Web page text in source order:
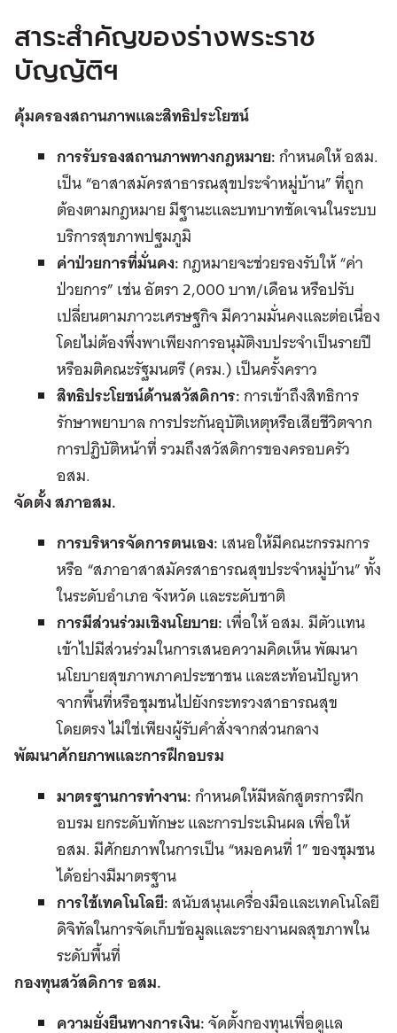
สาระสำคัญของร่างพระราช
บัญญัติฯ
คุ้มครองสถานภาพและสิทธิประโยชน์
การรับรองสถานภาพทางกฎหมาย:กำหนดให้ อสม.
เป็น “อาสาสมัครสาธารณสุขประจำหมู่บ้าน” ที่ถูก
ต้องตามกฎหมาย มีฐานะและบทบาทชัดเจนในระบบ
บริการสุขภาพปฐมภูมิ
ค่าป่วยการที่มั่นคง:กฎหมายจะช่วยรองรับให้ “ค่า
ป่วยการ” เช่น อัตรา 2,000 บาท/เดือน หรือปรับ
เปลี่ยนตามภาวะเศรษฐกิจ มีความมั่นคงและต่อเนื่อง
โดยไม่ต้องพึ่งพาเพียงการอนุมัติงบประจำเป็นรายปี
หรือมติคณะรัฐมนตรี (ครม.) เป็นครั้งคราว
สิทธิประโยชน์ด้านสวัสดิการ:การเข้าถึงสิทธิการ
รักษาพยาบาล การประกันอุบัติเหตุหรือเสียชีวิตจาก
การปฏิบัติหน้าที่ รวมถึงสวัสดิการของครอบครัว
อสม.
จัดตั้ง สภาอสม.
การบริหารจัดการตนเอง:เสนอให้มีคณะกรรมการ
หรือ “สภาอาสาสมัครสาธารณสุขประจำหมู่บ้าน” ทั้ง
ในระดับอำเภอ จังหวัด และระดับชาติ
การมีส่วนร่วมเชิงนโยบาย:เพื่อให้ อสม. มีตัวแทน
เข้าไปมีส่วนร่วมในการเสนอความคิดเห็น พัฒนา
นโยบายสุขภาพภาคประชาชน และสะท้อนปัญหา
จากพื้นที่หรือชุมชนไปยังกระทรวงสาธารณสุข
โดยตรง ไม่ใช่เพียงผู้รับคำสั่งจากส่วนกลาง
พัฒนาศักยภาพและการฝึกอบรม
มาตรฐานการทำงาน:กำหนดให้มีหลักสูตรการฝึก
อบรม ยกระดับทักษะ และการประเมินผล เพื่อให้
อสม. มีศักยภาพในการเป็น “หมอคนที่ 1” ของชุมชน
ได้อย่างมีมาตรฐาน
การใช้เทคโนโลยี:สนับสนุนเครื่องมือและเทคโนโลยี
ดิจิทัลในการจัดเก็บข้อมูลและรายงานผลสุขภาพใน
ระดับพื้นที่
กองทุนสวัสดิการ อสม.
ความยั่งยืนทางการเงิน:จัดตั้งกองทุนเพื่อดูแล